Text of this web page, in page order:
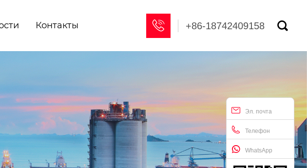
Контакты  +86-18742409158 
Эл. почта
Телефон
WhatsApp